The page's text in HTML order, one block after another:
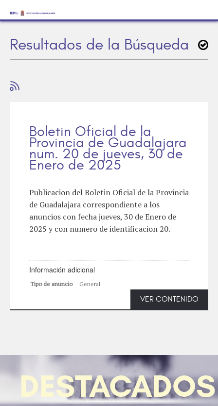
Resultados de la Búsqueda
Boletin Oficial de la
Provincia de Guadalajara
num. 20 de jueves, 30 de
Enero de 2025
Publicacion del Boletin Oficial de la Provincia
de Guadalajara correspondiente a los
anuncios con fecha jueves, 30 de Enero de
2025 y con numero de identificacion 20.
Información adicional
Tipo de anuncio General
VER CONTENIDO
DESTACADOS